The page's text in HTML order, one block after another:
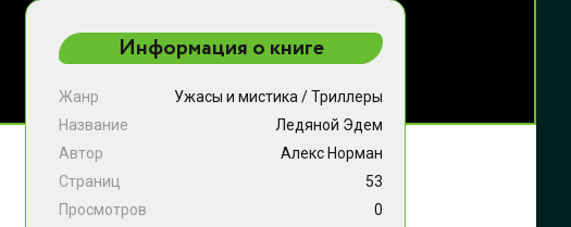
Информация о книге
Жанр Ужасы и мистика /Триллеры
Название
Ледяной Эдем
Автор
Алекс Норман
Страниц
53
Просмотров
0